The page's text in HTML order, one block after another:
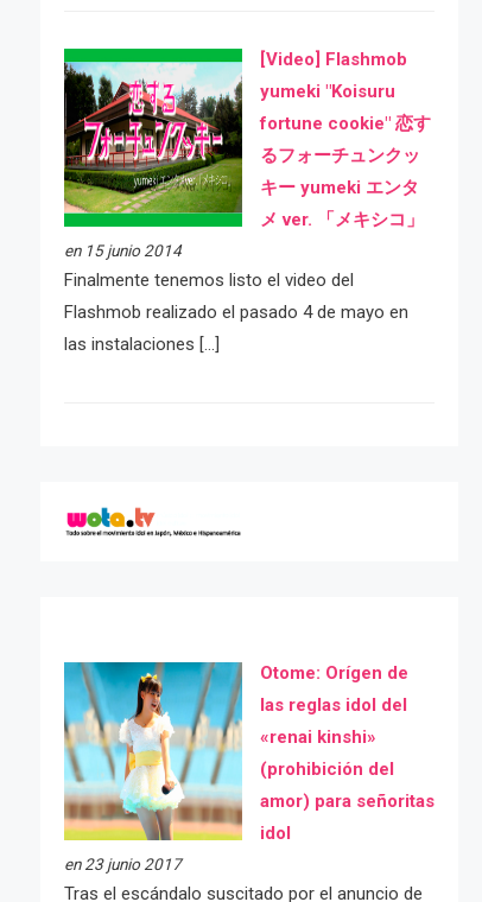
[Video] Flashmob
yumeki "Koisuru
fortune cookie" 恋す
るフォーチュンクッ
キー yumeki エンタ
メ ver. 「メキシコ」
en 15 junio 2014
Finalmente tenemos listo el video del
Flashmob realizado el pasado 4 de mayo en
las instalaciones […]
Otome: Orígen de
las reglas idol del
«renai kinshi»
(prohibición del
amor) para señoritas
idol
en 23 junio 2017
Tras el escándalo suscitado por el anuncio de